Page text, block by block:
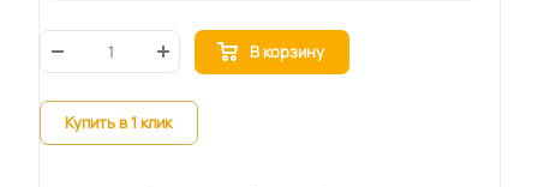
В корзину
Купить в 1 клик